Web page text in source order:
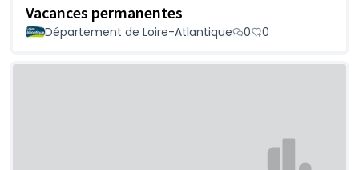
Vacances permanentes
Département de Loire-Atlantique 0 0